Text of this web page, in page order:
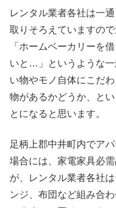
レンタル業者各社は一
取りそろえていますの
「ホームベーカリーを
いと…」というような
い物やモノ自体にこだ
物があるかどうか、と
とになると思います。
足柄上郡中井町内でア
場合には、家電家具必
が、レンタル業者各社
ンジ、布団など組み合